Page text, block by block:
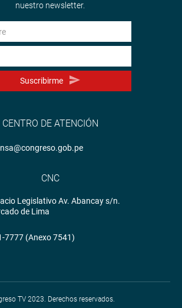
nuestro newsletter.
Suscribirme
CENTRO DE ATENCIÓN
CNC
Legislativo Av. Abancay s/n.
de Lima
7777 (Anexo 7541)
TV 2023. Derechos reservados.